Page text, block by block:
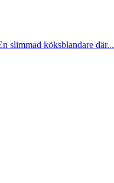
slimmad köksblandare där...